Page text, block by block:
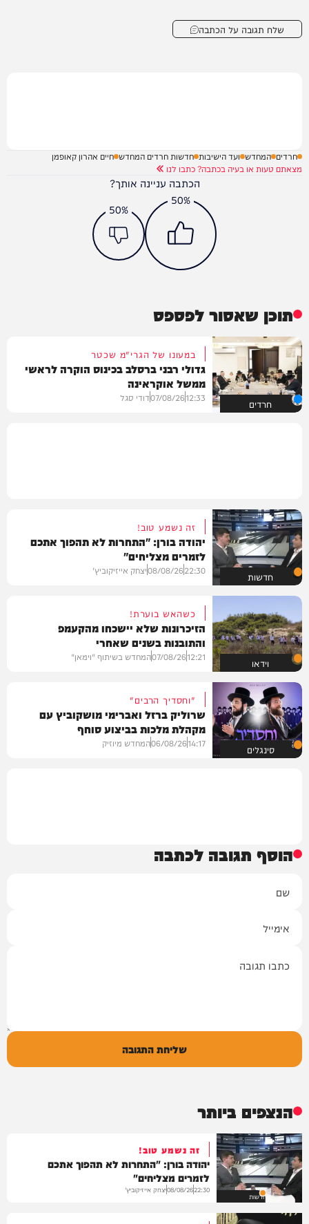
שלח תגובה על הכתבה
חרדים המחדש ועד הישיבות חדשות חרדים המחדש חיים אהרון קאופמן
מצאתם טעות או בעיה בכתבה? כתבו לנו
הכתבה עניינה אותך?
50%
50%
תוכן שאסור לפספס
חרדים
במעונו של הגרי"מ שכטר
גדולי רבני ברסלב בכינוס הוקרה לראשי
ממשל אוקראינה
12:33
07/08/26דודי סגל
חדשות
זה נשמע טוב!
יהודה בורן: "התחרות לא תהפוך אתכם
לזמרים מצליחים"
22:30
08/08/26יצחק אייזיקוביץ'
וידאו
כשהאש בוערת!
הזיכרונות שלא יישכחו מהקעמפ
והתובנות בשנים שאחרי
12:21
07/08/26המחדש בשיתוף "וימאן"
סינגלים
"וחסדיך הרבים"
שרוליק ברזל ואברימי מושקוביץ עם
מקהלת מלכות בביצוע סוחף
14:17
06/08/26המחדש מיוזיק
הוסף תגובה לכתבה
שליחת התגובה
הנצפים ביותר
חדשות
זה נשמע טוב!
יהודה בורן: "התחרות לא תהפוך אתכם
לזמרים מצליחים"
22:30
08/08/26יצחק אייזיקוביץ'